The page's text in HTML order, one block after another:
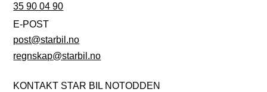
35 90 04 90
E-POST
post@starbil.no
regnskap@starbil.no
KONTAKT STAR BIL NOTODDEN